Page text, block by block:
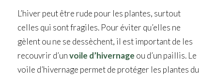
L’hiver peut être rude pour les plantes, surtout
celles qui sont fragiles. Pour éviter qu’elles ne
gèlent ou ne se dessèchent, il est important de les
recouvrir d’unvoile d’hivernage ou d’un paillis. Le
voile d’hivernage permet de protéger les plantes du